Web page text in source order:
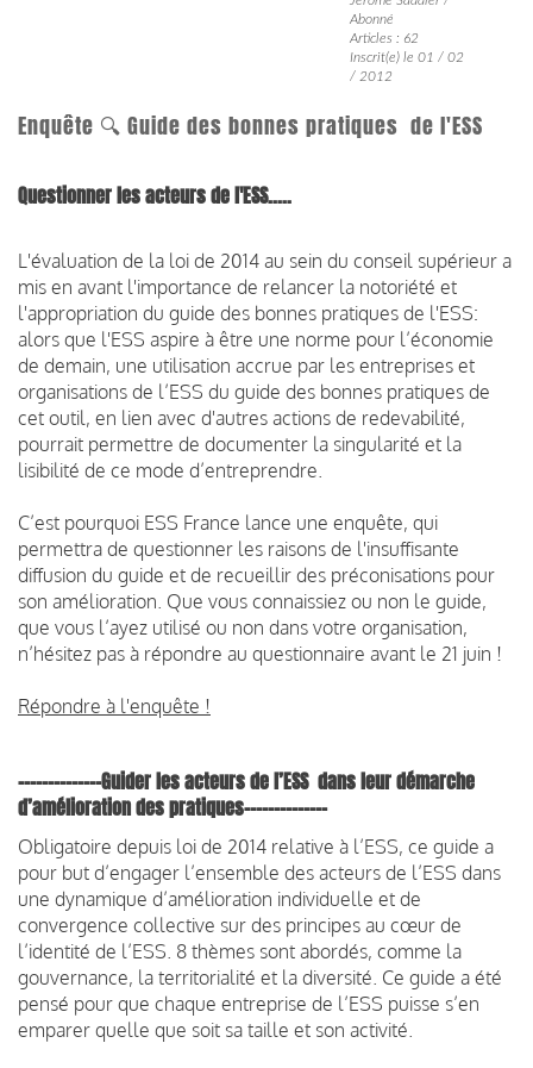
Abonné
Articles : 62
Inscrit(e) le 01 / 02
/ 2012
Enquête 🔍 Guide des bonnes pratiques de l'ESS
Questionner les acteurs de l'ESS.....
L'évaluation de la loi de 2014 au sein du conseil supérieur a
mis en avant l'importance de relancer la notoriété et
l'appropriation du guide des bonnes pratiques de l'ESS:
alors que l'ESS aspire à être une norme pour l’économie
de demain, une utilisation accrue par les entreprises et
organisations de l’ESS du guide des bonnes pratiques de
cet outil, en lien avec d'autres actions de redevabilité,
pourrait permettre de documenter la singularité et la
lisibilité de ce mode d’entreprendre.
C’est pourquoi ESS France lance une enquête, qui
permettra de questionner les raisons de l'insuffisante
diffusion du guide et de recueillir des préconisations pour
son amélioration. Que vous connaissiez ou non le guide,
que vous l’ayez utilisé ou non dans votre organisation,
n’hésitez pas à répondre au questionnaire avant le 21 juin !
Répondre à l'enquête !
--------------Guider les acteurs de l’ESS dans leur démarche
d’amélioration des pratiques--------------
Obligatoire depuis loi de 2014 relative à l’ESS, ce guide a
pour but d’engager l’ensemble des acteurs de l’ESS dans
une dynamique d’amélioration individuelle et de
convergence collective sur des principes au cœur de
l’identité de l’ESS. 8 thèmes sont abordés, comme la
gouvernance, la territorialité et la diversité. Ce guide a été
pensé pour que chaque entreprise de l’ESS puisse s’en
emparer quelle que soit sa taille et son activité.